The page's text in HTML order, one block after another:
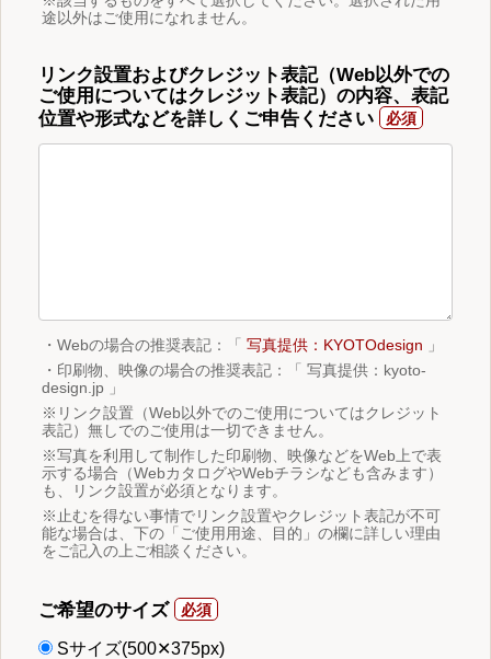
途以外はご使用になれません。
リンク設置およびクレジット表記（Web以外での
ご使用についてはクレジット表記）の内容、表記
位置や形式などを詳しくご申告ください
・Webの場合の推奨表記：「 写真提供：KYOTOdesign 」
・印刷物、映像の場合の推奨表記：「 写真提供：kyoto-
design.jp 」
※リンク設置（Web以外でのご使用についてはクレジット
表記）無しでのご使用は一切できません。
※写真を利用して制作した印刷物、映像などをWeb上で表
示する場合（WebカタログやWebチラシなども含みます）
も、リンク設置が必須となります。
※止むを得ない事情でリンク設置やクレジット表記が不可
能な場合は、下の「ご使用用途、目的」の欄に詳しい理由
をご記入の上ご相談ください。
ご希望のサイズ
Sサイズ(500✕375px)